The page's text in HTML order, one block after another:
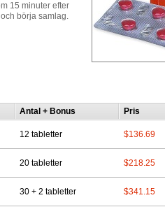
15 minuter efter
börja samlag.
Antal + Bonus Pris
12 tabletter $136.69
20 tabletter $218.25
30 + 2 tabletter $341.15